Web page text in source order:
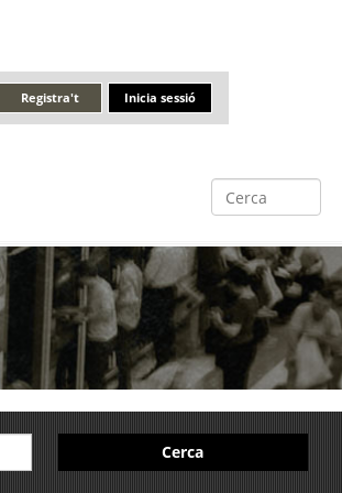
Inicia sessió
Registra't
Cerca